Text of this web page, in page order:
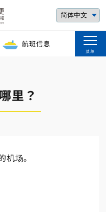
航班信息
菜单
里？
场。